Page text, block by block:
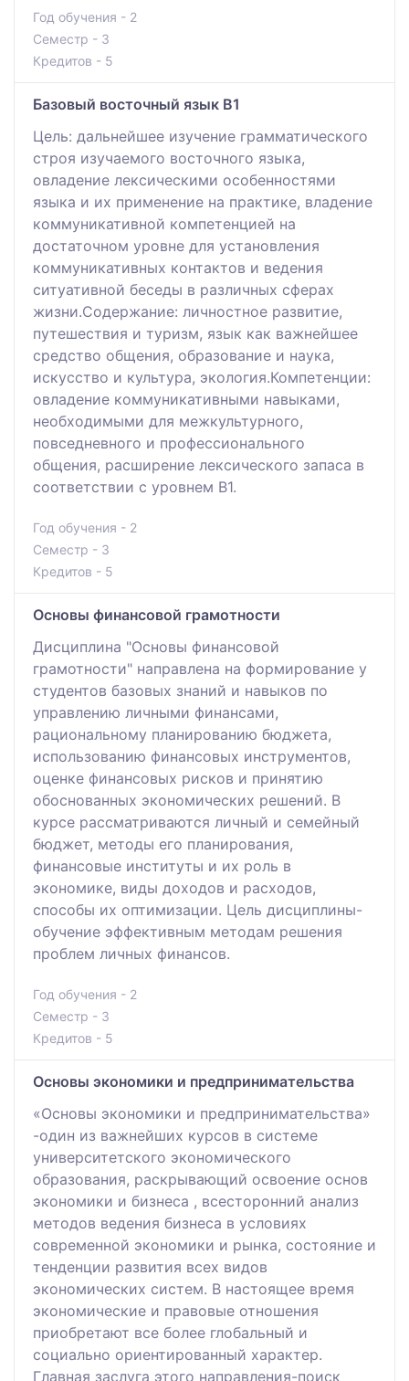
Год обучения - 2
Семестр - 3
Кредитов - 5
Базовый восточный язык В1
Цель: дальнейшее изучение грамматического
строя изучаемого восточного языка,
овладение лексическими особенностями
языка и их применение на практике, владение
коммуникативной компетенцией на
достаточном уровне для установления
коммуникативных контактов и ведения
ситуативной беседы в различных сферах
жизни.Содержание: личностное развитие,
путешествия и туризм, язык как важнейшее
средство общения, образование и наука,
искусство и культура, экология.Компетенции:
овладение коммуникативными навыками,
необходимыми для межкультурного,
повседневного и профессионального
общения, расширение лексического запаса в
соответствии с уровнем В1.
Год обучения - 2
Семестр - 3
Кредитов - 5
Основы финансовой грамотности
Дисциплина "Основы финансовой
грамотности" направлена на формирование у
студентов базовых знаний и навыков по
управлению личными финансами,
рациональному планированию бюджета,
использованию финансовых инструментов,
оценке финансовых рисков и принятию
обоснованных экономических решений. В
курсе рассматриваются личный и семейный
бюджет, методы его планирования,
финансовые институты и их роль в
экономике, виды доходов и расходов,
способы их оптимизации. Цель дисциплины-
обучение эффективным методам решения
проблем личных финансов.
Год обучения - 2
Семестр - 3
Кредитов - 5
Основы экономики и предпринимательства
«Основы экономики и предпринимательства»
-один из важнейших курсов в системе
университетского экономического
образования, раскрывающий освоение основ
экономики и бизнеса , всесторонний анализ
методов ведения бизнеса в условиях
современной экономики и рынка, состояние и
тенденции развития всех видов
экономических систем. В настоящее время
экономические и правовые отношения
приобретают все более глобальный и
социально ориентированный характер.
Главная заслуга этого направления-поиск